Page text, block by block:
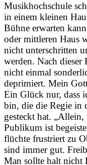
Musikhochschule
in einem kleinen
Bühne erwarten
oder mittleren Haus
nicht unterschritten
werden. Nach
nicht einmal
deprimiert. Mein
Ein Glück nur, dass
bin, die die Regie in
gesteckt hat. „Allein,
Publikum ist
flüchte frustriert zu
sind immer gut.
Man sollte halt nicht